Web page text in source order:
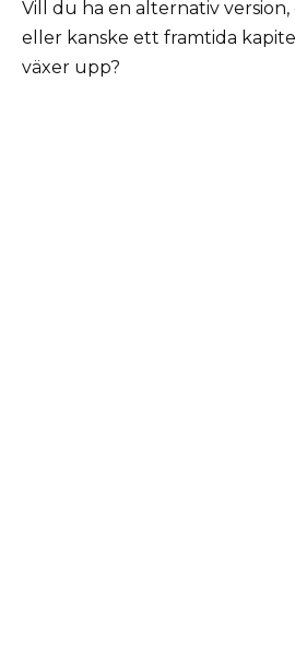
Vill du ha en alternativ
eller kanske ett framtida
växer upp?